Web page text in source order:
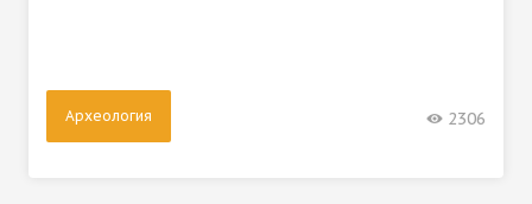
Археология 2306